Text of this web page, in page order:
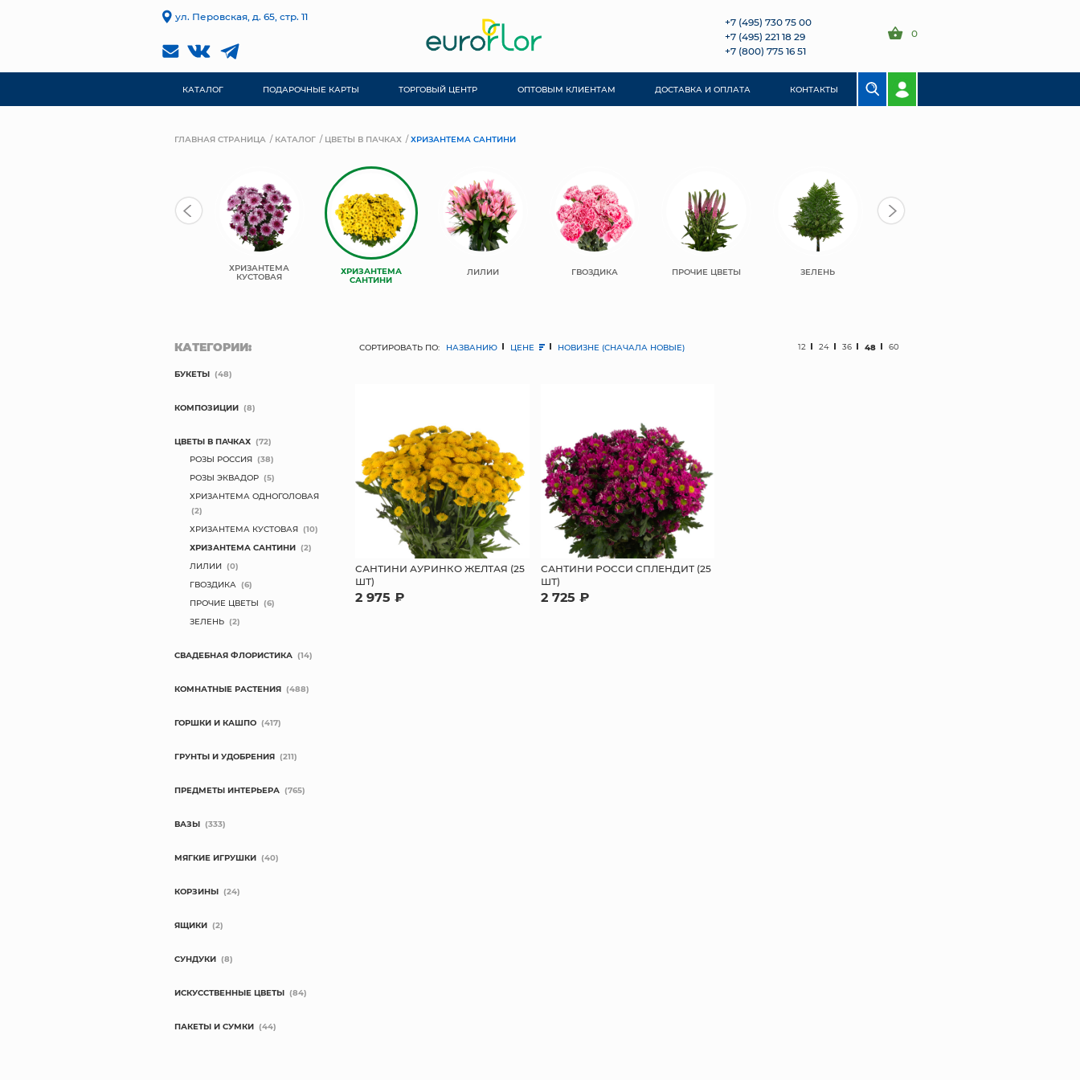
ул. Перовская, д. 65, стр. 11
+7 (495) 730 75 00
+7 (495) 221 18 29
+7 (800) 775 16 51
0
КАТАЛОГ ПОДАРОЧНЫЕ КАРТЫ ТОРГОВЫЙ ЦЕНТР ОПТОВЫМ КЛИЕНТАМ ДОСТАВКА И ОПЛАТА КОНТАКТЫ
ГЛАВНАЯ СТРАНИЦА КАТАЛОГ ЦВЕТЫ В ПАЧКАХ ХРИЗАНТЕМА САНТИНИ
ХРИЗАНТЕМА
КУСТОВАЯ ХРИЗАНТЕМА
САНТИНИ
ЛИЛИИ ГВОЗДИКА ПРОЧИЕ ЦВЕТЫ ЗЕЛЕНЬ
СОРТИРОВАТЬ ПО: НАЗВАНИЮ ЦЕНЕ НОВИЗНЕ (СНАЧАЛА НОВЫЕ) 12 24 36 48 60
САНТИНИ АУРИНКО ЖЕЛТАЯ (25
ШТ)
2 975 ₽
САНТИНИ РОССИ СПЛЕНДИТ (25
ШТ)
2 725 ₽
КАТЕГОРИИ:
БУКЕТЫ (48)
КОМПОЗИЦИИ (8)
ЦВЕТЫ В ПАЧКАХ (72)
РОЗЫ РОССИЯ (38)
РОЗЫ ЭКВАДОР (5)
ХРИЗАНТЕМА ОДНОГОЛОВАЯ
(2)
ХРИЗАНТЕМА КУСТОВАЯ (10)
ХРИЗАНТЕМА САНТИНИ (2)
ЛИЛИИ (0)
ГВОЗДИКА (6)
ПРОЧИЕ ЦВЕТЫ (6)
ЗЕЛЕНЬ (2)
СВАДЕБНАЯ ФЛОРИСТИКА (14)
КОМНАТНЫЕ РАСТЕНИЯ (488)
ГОРШКИ И КАШПО (417)
ГРУНТЫ И УДОБРЕНИЯ (211)
ПРЕДМЕТЫ ИНТЕРЬЕРА (765)
ВАЗЫ (333)
МЯГКИЕ ИГРУШКИ (40)
КОРЗИНЫ (24)
ЯЩИКИ (2)
СУНДУКИ (8)
ИСКУССТВЕННЫЕ ЦВЕТЫ (84)
ПАКЕТЫ И СУМКИ (44)